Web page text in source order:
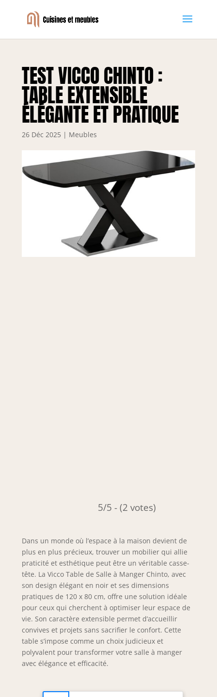
TEST VICCO CHINTO :
TABLE EXTENSIBLE
ÉLÉGANTE ET PRATIQUE
26 Déc 2025 | Meubles
5/5 - (2 votes)
Dans un monde où l’espace à la maison devient de
plus en plus précieux, trouver un mobilier qui allie
praticité et esthétique peut être un véritable casse-
tête. La Vicco Table de Salle à Manger Chinto, avec
son design élégant en noir et ses dimensions
pratiques de 120 x 80 cm, offre une solution idéale
pour ceux qui cherchent à optimiser leur espace de
vie. Son caractère extensible permet d’accueillir
convives et projets sans sacrifier le confort. Cette
table s’impose comme un choix judicieux et
polyvalent pour transformer votre salle à manger
avec élégance et efficacité.